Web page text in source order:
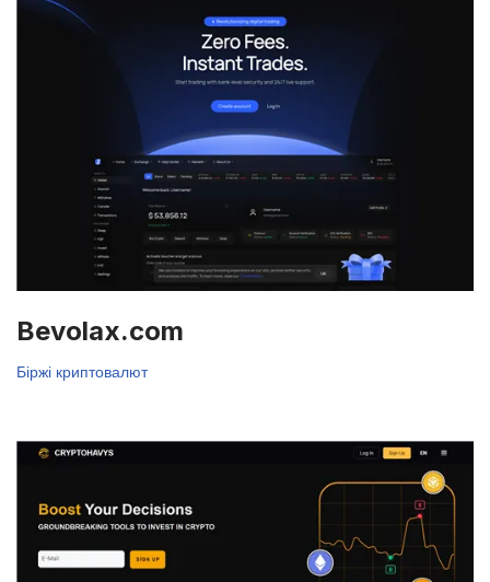
Bevolax.com
Біржі криптовалют